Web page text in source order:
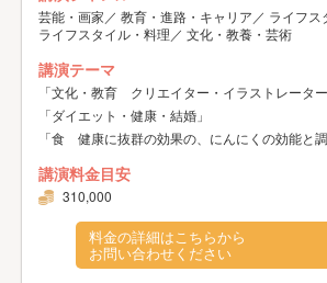
芸能・画家／ 教育・進路・キャリア／ ライフス
ライフスタイル・料理／ 文化・教養・芸術
講演テーマ
「文化・教育 クリエイター・イラストレーター
「ダイエット・健康・結婚」
「食 健康に抜群の効果の、にんにくの効能と調
講演料金目安
310,000
料金の詳細はこちらから
お問い合わせください